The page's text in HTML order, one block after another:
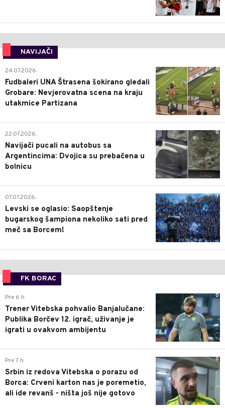
NAVIJAČI
0
24.07.2026.
Fudbaleri UNA Štrasena šokirano gledali
Grobare: Nevjerovatna scena na kraju
utakmice Partizana
0
22.07.2026.
Navijači pucali na autobus sa
Argentincima: Dvojica su prebačena u
bolnicu
1
07.07.2026.
Levski se oglasio: Saopštenje
bugarskog šampiona nekoliko sati pred
meč sa Borcem!
FK BORAC
0
Pre 6 h
Trener Vitebska pohvalio Banjalučane:
Publika Borčev 12. igrač, uživanje je
igrati u ovakvom ambijentu
0
Pre 7 h
Srbin iz redova Vitebska o porazu od
Borca: Crveni karton nas je poremetio,
ali ide revanš - ništa još nije gotovo